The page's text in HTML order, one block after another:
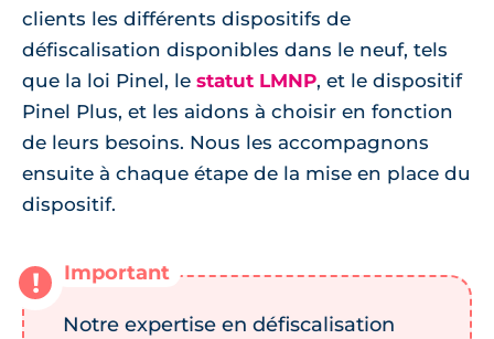
clients les différents dispositifs de
défiscalisation disponibles dans le neuf, tels
que la loi Pinel, le statut LMNP, et le dispositif
Pinel Plus, et les aidons à choisir en fonction
de leurs besoins. Nous les accompagnons
ensuite à chaque étape de la mise en place du
dispositif.
Notre expertise en défiscalisation